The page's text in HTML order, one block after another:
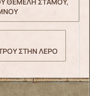
ΘΕΜΕΛΗ ΣΤΑΜΟΥ,
ΣΤΗΝ ΛΕΡΟ